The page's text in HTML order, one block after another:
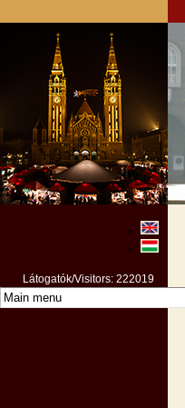
Látogatók/Visitors: 222019